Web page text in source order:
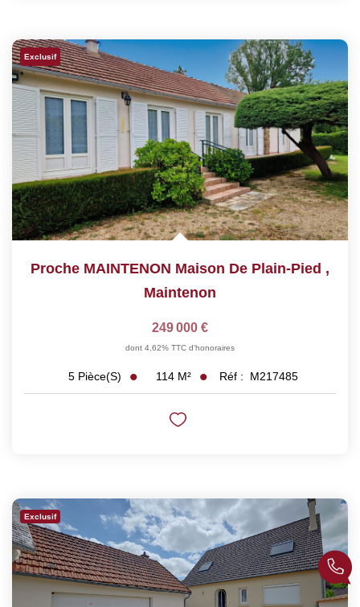
Exclusif
Proche MAINTENON Maison De Plain-Pied ,
Maintenon
249 000 €
dont 4,62% TTC d'honoraires
5 Pièce(s) 114 M² Réf : M217485
Exclusif